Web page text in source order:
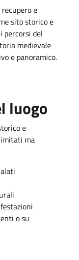
e
sito storico e
percorsi del
medievale
e panoramico.
luogo
e
ma
o su